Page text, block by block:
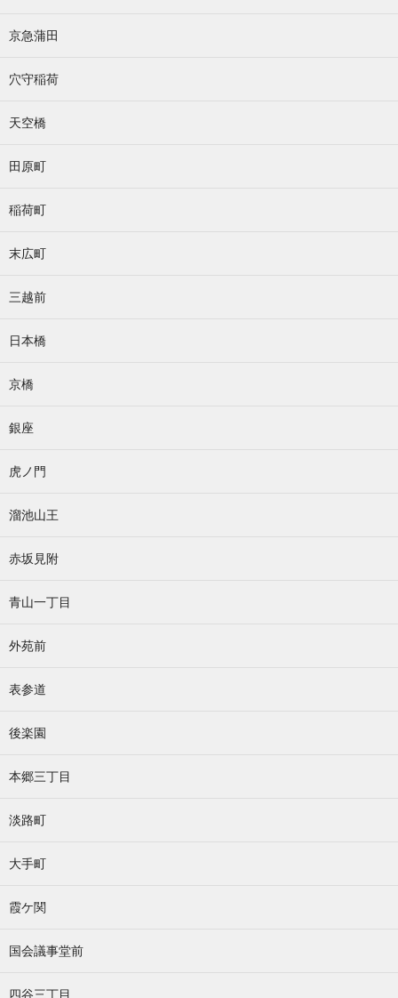
京急蒲田
穴守稲荷
天空橋
田原町
稲荷町
末広町
三越前
日本橋
京橋
銀座
虎ノ門
溜池山王
赤坂見附
青山一丁目
外苑前
表参道
後楽園
本郷三丁目
淡路町
大手町
霞ケ関
国会議事堂前
四谷三丁目